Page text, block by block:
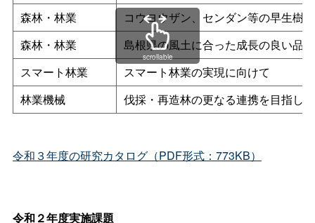
森林・林業
コウヨウザン、センダン等の早生樹
森林・林業
島根県の風土に合った成長の良い品
スマート林業
スマート林業の実現に向けて
林業機械
伐採・再造林の更なる連携を目指して
scrollable
令和３年度の研究カタログ（PDF形式：773KB）
令和２年度実施課題